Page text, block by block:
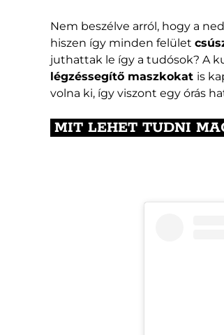
Nem beszélve arról, hogy a
hiszen így minden felület
juthattak le így a tudósok? A
légzéssegítő maszkokat is
volna ki, így viszont egy órás
MIT LEHET TUDNI